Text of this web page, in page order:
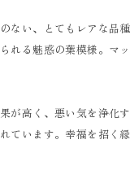
ない、とてもレアな品
れる魅惑の葉模様。マ
が高く、悪い気を浄化
ています。幸福を招く